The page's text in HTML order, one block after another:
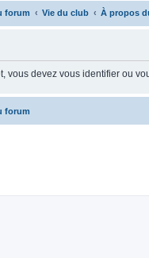
forum Vie du club À propos
vous devez vous identifier ou
forum